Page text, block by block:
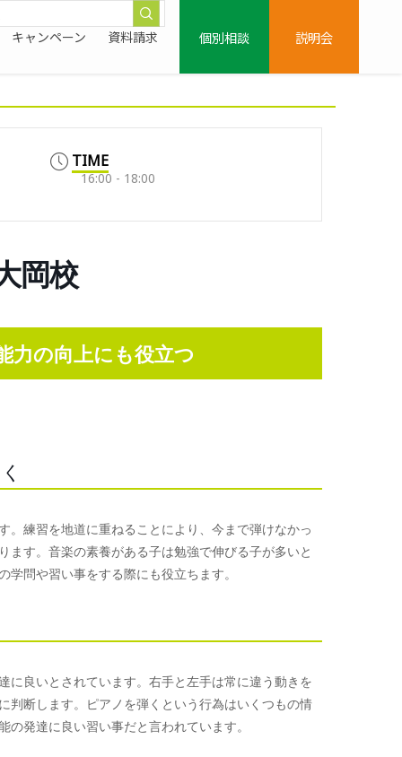
キャンペーン 資料請求
個別相談
説明会
TIME
16:00 - 18:00
岡校
力の向上にも役立つ
。練習を地道に重ねることにより、今まで弾けなかっ
す。音楽の素養がある子は勉強で伸びる子が多いと
問や習い事をする際にも役立ちます。
に良いとされています。右手と左手は常に違う動きを
判断します。ピアノを弾くという行為はいくつもの情
発達に良い習い事だと言われています。